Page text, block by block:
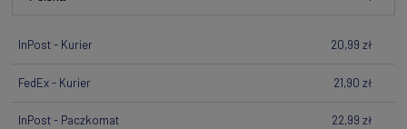
InPost - Kurier 20,99 zł
FedEx - Kurier 21,90 zł
InPost - Paczkomat 22,99 zł